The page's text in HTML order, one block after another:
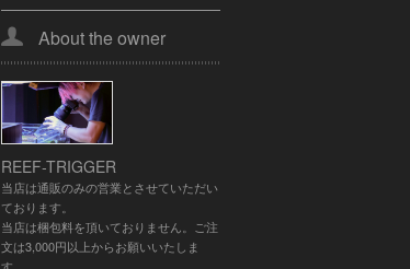
About the owner
REEF-TRIGGER
当店は通販のみの営業とさせていただい
ております。
当店は梱包料を頂いておりません。ご注
文は3,000円以上からお願いいたしま